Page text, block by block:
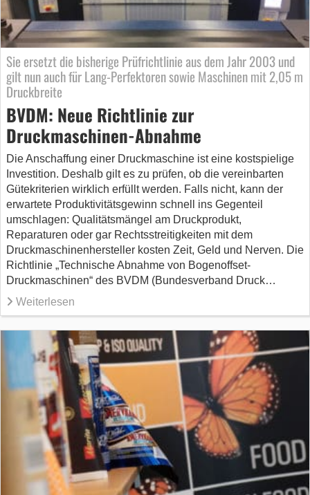
Sie ersetzt die bisherige Prüfrichtlinie aus dem Jahr 2003 und
gilt nun auch für Lang-Perfektoren sowie Maschinen mit 2,05 m
Druckbreite
BVDM: Neue Richtlinie zur
Druckmaschinen-Abnahme
Die Anschaffung einer Druckmaschine ist eine kostspielige
Investition. Deshalb gilt es zu prüfen, ob die vereinbarten
Gütekriterien wirklich erfüllt werden. Falls nicht, kann der
erwartete Produktivitätsgewinn schnell ins Gegenteil
umschlagen: Qualitätsmängel am Druckprodukt,
Reparaturen oder gar Rechtsstreitigkeiten mit dem
Druckmaschinenhersteller kosten Zeit, Geld und Nerven. Die
Richtlinie „Technische Abnahme von Bogenoffset-
Druckmaschinen“ des BVDM (Bundesverband Druck…
Weiterlesen